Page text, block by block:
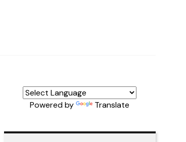
Powered by Translate